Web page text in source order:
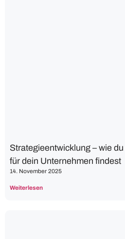
Strategieentwicklung – wie
für dein Unternehmen findest
14. November 2025
Weiterlesen